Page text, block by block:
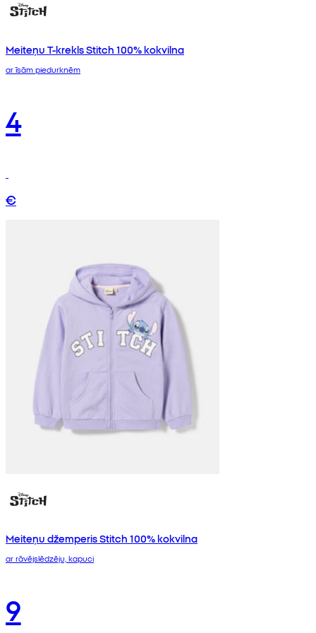
Meiteņu T-krekls Stitch 100% kokvilna
ar īsām piedurknēm
4
€
Meiteņu džemperis Stitch 100% kokvilna
ar rāvējslēdzēju, kapuci
9